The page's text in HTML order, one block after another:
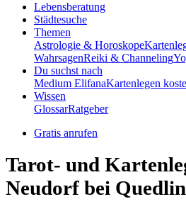
Lebensberatung
Städtesuche
Themen
Astrologie & Horoskope
WahrsagenReiki & Channeling
Du suchst nach
Medium ElifanaKartenlegen
Wissen
GlossarRatgeber
Gratis anrufen
Tarot- und
Neudorf bei